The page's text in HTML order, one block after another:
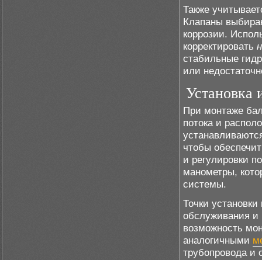
Также
Клапаны
коррозии.
корректировать
стабильные
или
Установка
При монтаже
потока и
чтобы
и регулировки
манометры,
системы.
Точки
обслуживания и
возможность
аналогичными
трубопровода и